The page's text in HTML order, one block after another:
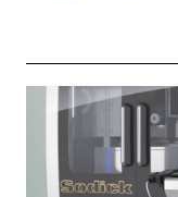
Baujahr:
Z Weg
Achse U